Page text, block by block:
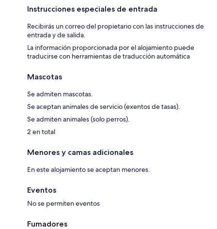
Instrucciones especiales de entrada
Recibirás un correo del propietario con las instrucciones de
entrada y de salida.
La información proporcionada por el alojamiento puede
traducirse con herramientas de traducción automática
Mascotas
Se admiten mascotas.
Se aceptan animales de servicio (exentos de tasas).
Se admiten animales (solo perros).
2 en total
Menores y camas adicionales
En este alojamiento se aceptan menores.
Eventos
No se permiten eventos
Fumadores